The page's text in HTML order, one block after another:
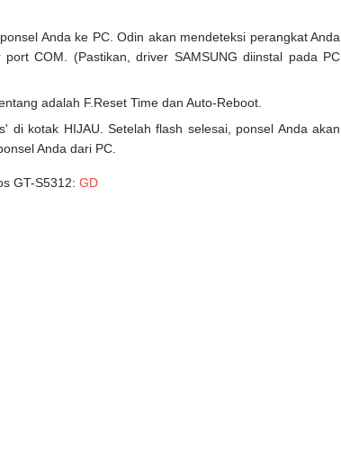
Anda ke PC. Odin akan mendeteksi perangkat Anda
COM. (Pastikan, driver SAMSUNG diinstal pada PC
adalah F.Reset Time dan Auto-Reboot.
di kotak HIJAU. Setelah flash selesai, ponsel Anda akan
Anda dari PC.
GT-S5312: GD